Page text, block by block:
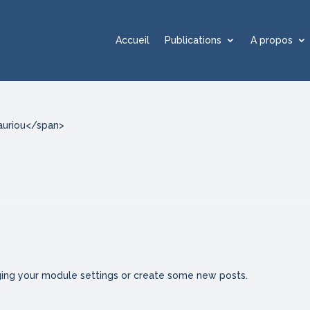
Accueil Publications A propos
span>
your module settings or create some new posts.